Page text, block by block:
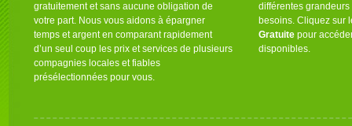
gratuitement et sans aucune obligation de
votre part. Nous vous aidons à épargner
temps et argent en comparant rapidement
d’un seul coup les prix et services de plusieurs
compagnies locales et fiables
présélectionnées pour vous.
différentes grandeurs
besoins. Cliquez sur
Gratuite pour
disponibles.